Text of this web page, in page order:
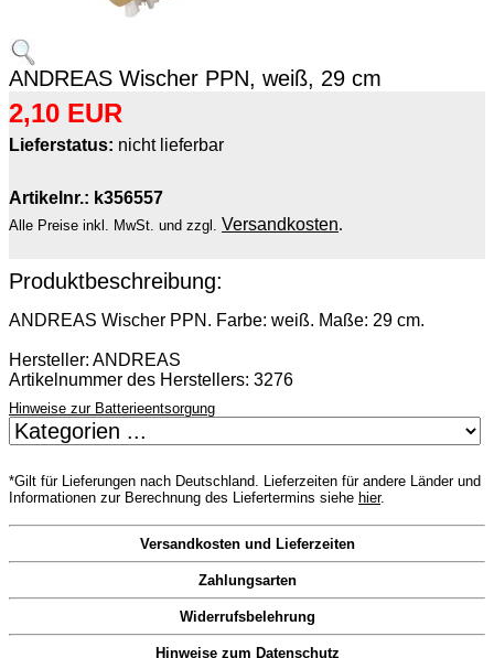
ANDREAS Wischer PPN, weiß, 29 cm
2,10 EUR
Lieferstatus: nicht lieferbar
Artikelnr.: k356557
Alle Preise inkl. MwSt. und zzgl. Versandkosten.
Produktbeschreibung:
ANDREAS Wischer PPN. Farbe: weiß. Maße: 29 cm.
Hersteller: ANDREAS
Artikelnummer des Herstellers: 3276
Hinweise zur Batterieentsorgung
*Gilt für Lieferungen nach Deutschland. Lieferzeiten für andere Länder und
Informationen zur Berechnung des Liefertermins siehe hier.
Versandkosten und Lieferzeiten
Zahlungsarten
Widerrufsbelehrung
Hinweise zum Datenschutz